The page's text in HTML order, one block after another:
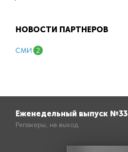
НОВОСТИ ПАРТНЕРОВ
Еженедельный выпуск №33
Репакеры, на выход